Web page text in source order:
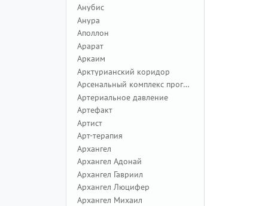
Анубис
Анура
Аполлон
Арарат
Аркаим
Арктурианский коридор
Арсенальный комплекс программ
Артериальное давление
Артефакт
Артист
Арт-терапия
Архангел
Архангел Адонай
Архангел Гавриил
Архангел Люцифер
Архангел Михаил